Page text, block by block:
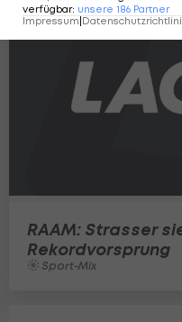
RAAM: Strasser
Rekordvorsprung
Sport-Mix
verfügbar: unsere 186 Partner
Impressum|